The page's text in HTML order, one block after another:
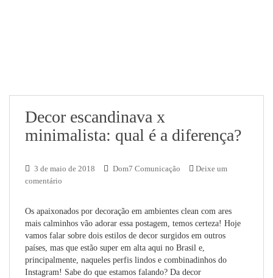
Decor escandinava x
minimalista: qual é a diferença?
3 de maio de 2018 Dom7 Comunicação
Deixe um
comentário
Os apaixonados por decoração em ambientes clean com ares
mais calminhos vão adorar essa postagem, temos certeza! Hoje
vamos falar sobre dois estilos de decor surgidos em outros
países, mas que estão super em alta aqui no Brasil e,
principalmente, naqueles perfis lindos e combinadinhos do
Instagram! Sabe do que estamos falando? Da decor